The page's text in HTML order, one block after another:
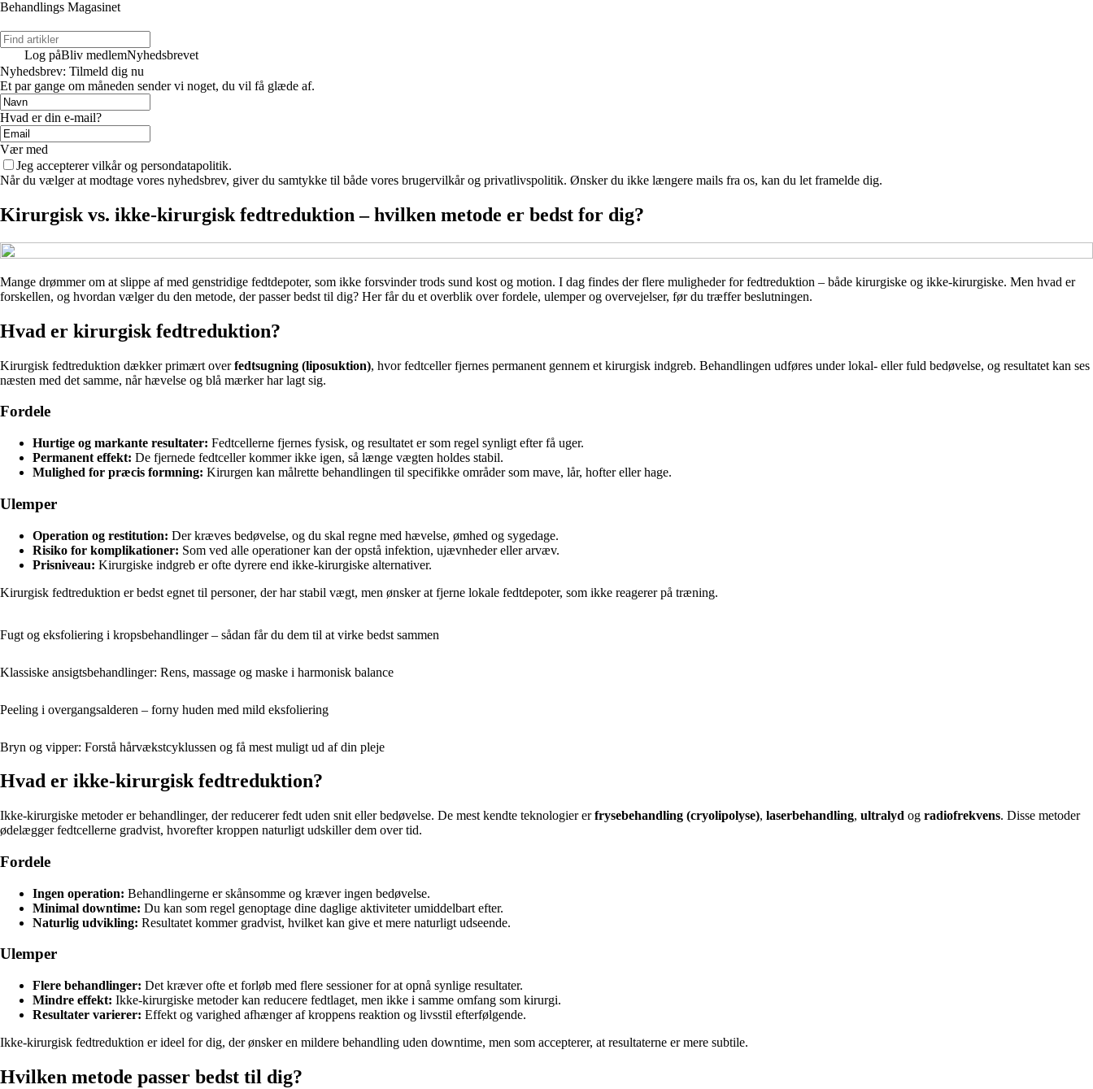
Behandlings Magasinet
Log påBliv medlemNyhedsbrevet
Nyhedsbrev: Tilmeld dig nu
Et par gange om måneden sender vi noget, du vil få glæde af.
Hvad er din e-mail?
Vær med
Jeg accepterer vilkår og persondatapolitik.
Når du vælger at modtage vores nyhedsbrev, giver du samtykke til både vores brugervilkår og privatlivspolitik. Ønsker du ikke længere mails fra os, kan du let framelde dig.
Kirurgisk vs. ikke-kirurgisk fedtreduktion – hvilken metode er bedst for dig?
Mange drømmer om at slippe af med genstridige fedtdepoter, som ikke forsvinder trods sund kost og motion. I dag findes der flere muligheder for fedtreduktion – både kirurgiske og ikke-kirurgiske. Men hvad er
forskellen, og hvordan vælger du den metode, der passer bedst til dig? Her får du et overblik over fordele, ulemper og overvejelser, før du træffer beslutningen.
Hvad er kirurgisk fedtreduktion?
Kirurgisk fedtreduktion dækker primært overfedt­sugning (liposuktion), hvor fedtceller fjernes permanent gennem et kirurgisk indgreb. Behandlingen udføres under lokal- eller fuld bedøvelse, og resultatet kan ses
næsten med det samme, når hævelse og blå mærker har lagt sig.
Fordele
Hurtige og markante resultater: Fedtcellerne fjernes fysisk, og resultatet er som regel synligt efter få uger.
Permanent effekt: De fjernede fedtceller kommer ikke igen, så længe vægten holdes stabil.
Mulighed for præcis formning: Kirurgen kan målrette behandlingen til specifikke områder som mave, lår, hofter eller hage.
Ulemper
Operation og restitution: Der kræves bedøvelse, og du skal regne med hævelse, ømhed og sygedage.
Risiko for komplikationer: Som ved alle operationer kan der opstå infektion, ujævnheder eller arvæv.
Prisniveau: Kirurgiske indgreb er ofte dyrere end ikke-kirurgiske alternativer.
Kirurgisk fedtreduktion er bedst egnet til personer, der har stabil vægt, men ønsker at fjerne lokale fedtdepoter, som ikke reagerer på træning.
Fugt og eksfoliering i kropsbehandlinger – sådan får du dem til at virke bedst sammen
Klassiske ansigtsbehandlinger: Rens, massage og maske i harmonisk balance
Peeling i overgangsalderen – forny huden med mild eksfoliering
Bryn og vipper: Forstå hårvækstcyklussen og få mest muligt ud af din pleje
Hvad er ikke-kirurgisk fedtreduktion?
Ikke-kirurgiske metoder er behandlinger, der reducerer fedt uden snit eller bedøvelse. De mest kendte teknologier erfrysebehandling (cryolipolyse), laserbehandling, ultralyd og radiofrekvens. Disse metoder
ødelægger fedtcellerne gradvist, hvorefter kroppen naturligt udskiller dem over tid.
Fordele
Ingen operation: Behandlingerne er skånsomme og kræver ingen bedøvelse.
Minimal downtime: Du kan som regel genoptage dine daglige aktiviteter umiddelbart efter.
Naturlig udvikling: Resultatet kommer gradvist, hvilket kan give et mere naturligt udseende.
Ulemper
Flere behandlinger: Det kræver ofte et forløb med flere sessioner for at opnå synlige resultater.
Mindre effekt: Ikke-kirurgiske metoder kan reducere fedtlaget, men ikke i samme omfang som kirurgi.
Resultater varierer: Effekt og varighed afhænger af kroppens reaktion og livsstil efterfølgende.
Ikke-kirurgisk fedtreduktion er ideel for dig, der ønsker en mildere behandling uden downtime, men som accepterer, at resultaterne er mere subtile.
Hvilken metode passer bedst til dig?